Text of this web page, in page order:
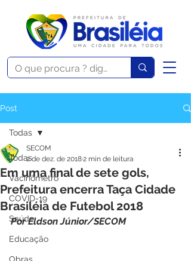
Post
Todas
Vacinômetro
COVID-19
Saúde
Educação
Todas
Em uma final de sete gols,
Prefeitura encerra Taça Cidade
Brasiléia de Futebol 2018
SECOM
2 de dez. de 20182 min de leitura
Por Eldson Júnior/SECOM